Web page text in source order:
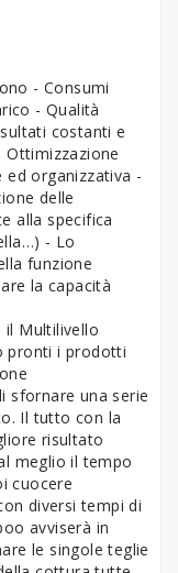
- Consumi
- Qualità
costanti e
ed organizzativa -
delle
alla specifica
- Lo
funzione
la capacità
il Multilivello
pronti i prodotti
sfornare una serie
Il tutto con la
risultato
meglio il tempo
cuocere
diversi tempi di
avviserà in
le singole teglie